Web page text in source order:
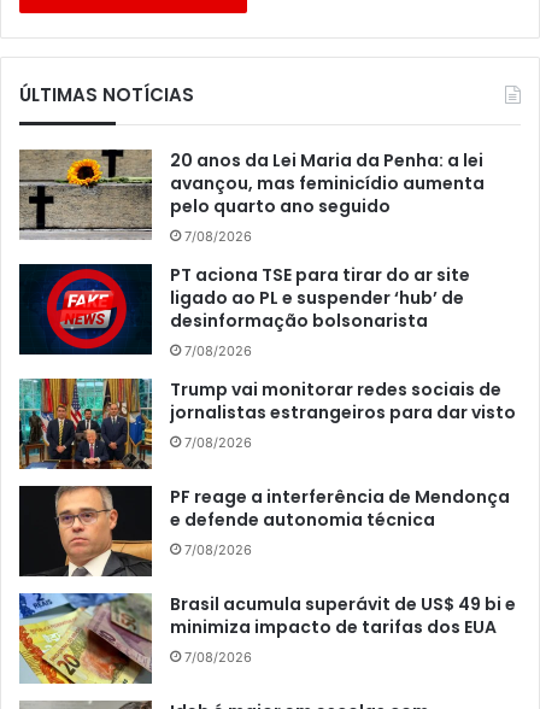
ÚLTIMAS NOTÍCIAS
20 anos da Lei Maria da Penha: a lei
avançou, mas feminicídio aumenta
pelo quarto ano seguido
7/08/2026
PT aciona TSE para tirar do ar site
ligado ao PL e suspender ‘hub’ de
desinformação bolsonarista
7/08/2026
Trump vai monitorar redes sociais de
jornalistas estrangeiros para dar visto
7/08/2026
PF reage a interferência de Mendonça
e defende autonomia técnica
7/08/2026
Brasil acumula superávit de US$ 49 bi e
minimiza impacto de tarifas dos EUA
7/08/2026